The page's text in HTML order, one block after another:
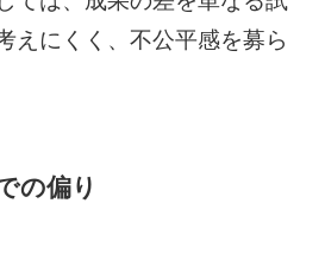
えにくく、不公平感を募ら
の偏り